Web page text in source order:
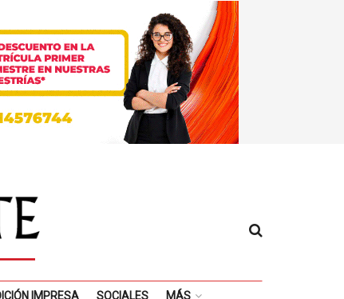
IMPRESA SOCIALES MÁS